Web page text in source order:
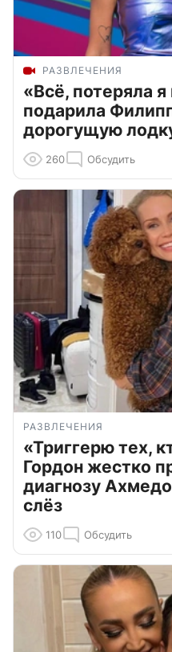
РАЗВЛЕЧЕНИЯ
«Всё, потеряла
подарила
дорогущую
260 Обсудить
РАЗВЛЕЧЕНИЯ
«Триггерю тех,
Гордон жестко
диагнозу
слёз
110 Обсудить